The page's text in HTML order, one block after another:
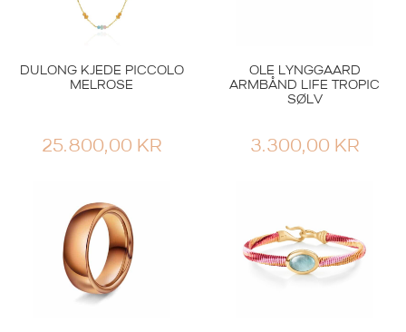
DULONG KJEDE PICCOLO
MELROSE
25.800,00 KR
OLE LYNGGAARD
ARMBÅND LIFE TROPIC
SØLV
3.300,00 KR